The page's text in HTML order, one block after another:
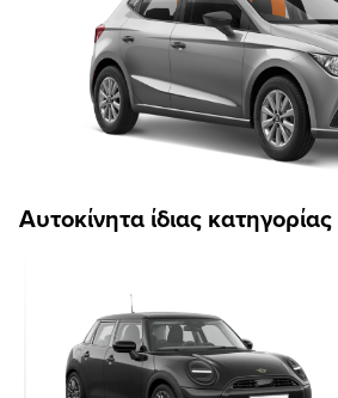
Αυτοκίνητα ίδιας κατηγορίας